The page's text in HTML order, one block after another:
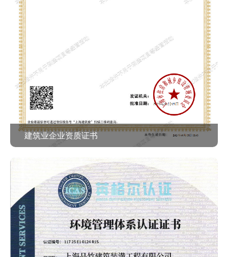
建筑业企业资质证书